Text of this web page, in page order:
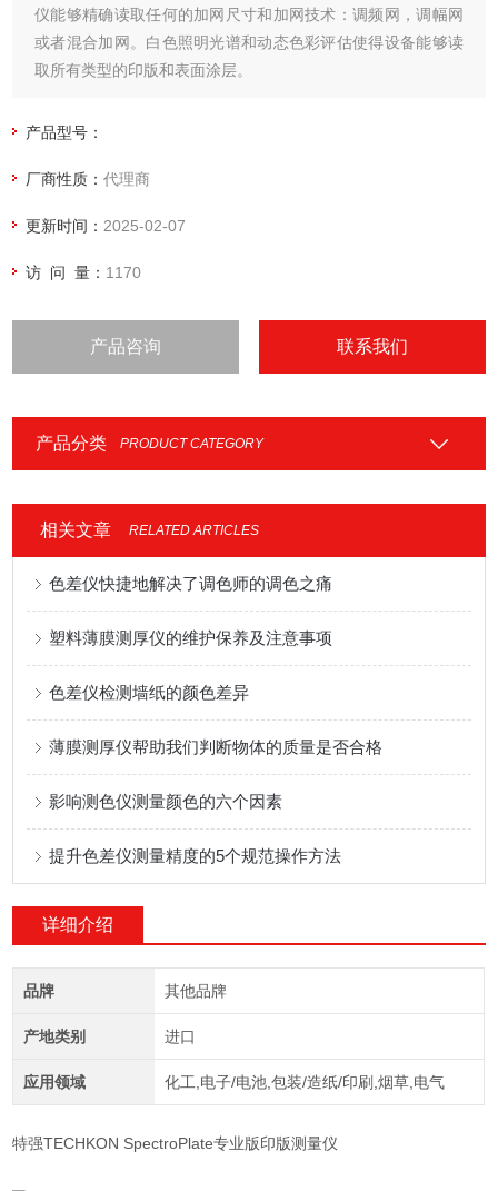
仪能够精确读取任何的加网尺寸和加网技术：调频网，调幅网
或者混合加网。白色照明光谱和动态色彩评估使得设备能够读
取所有类型的印版和表面涂层。
产品型号：
厂商性质：代理商
更新时间： 2025-02-07
访 问 量： 1170
产品咨询 联系我们
产品分类 PRODUCT CATEGORY
相关文章 RELATED ARTICLES
色差仪快捷地解决了调色师的调色之痛
塑料薄膜测厚仪的维护保养及注意事项
色差仪检测墙纸的颜色差异
薄膜测厚仪帮助我们判断物体的质量是否合格
影响测色仪测量颜色的六个因素
提升色差仪测量精度的5个规范操作方法
详细介绍
品牌 其他品牌
产地类别 进口
应用领域 化工,电子/电池,包装/造纸/印刷,烟草,电气
特强TECHKON SpectroPlate专业版印版测量仪